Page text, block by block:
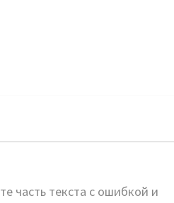
часть текста с ошибкой и